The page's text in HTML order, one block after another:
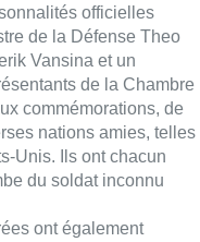
officielles
de la Défense Theo
Vansina et un
de la Chambre
commémorations, de
nations amies, telles
Unis. Ils ont chacun
du soldat inconnu
ont également